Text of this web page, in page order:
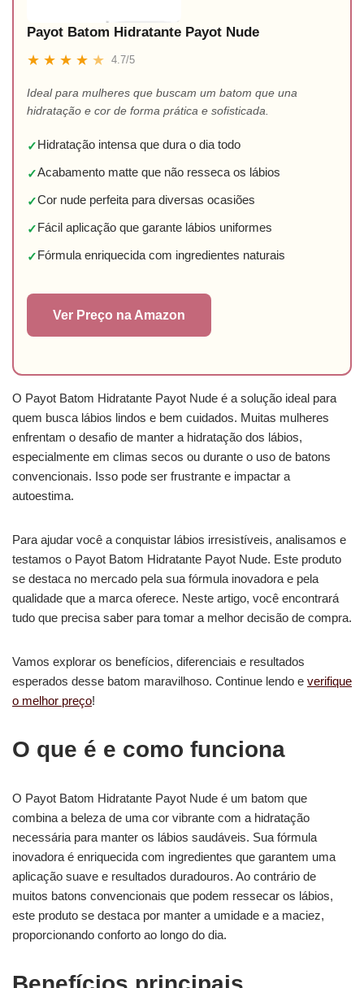
Payot Batom Hidratante Payot Nude
★ ★ ★ ★ ★ 4.7/5
Ideal para mulheres que buscam um batom que una
hidratação e cor de forma prática e sofisticada.
✓Hidratação intensa que dura o dia todo
✓Acabamento matte que não resseca os lábios
✓Cor nude perfeita para diversas ocasiões
✓Fácil aplicação que garante lábios uniformes
✓Fórmula enriquecida com ingredientes naturais
Ver Preço na Amazon
O Payot Batom Hidratante Payot Nude é a solução ideal para
quem busca lábios lindos e bem cuidados. Muitas mulheres
enfrentam o desafio de manter a hidratação dos lábios,
especialmente em climas secos ou durante o uso de batons
convencionais. Isso pode ser frustrante e impactar a
autoestima.
Para ajudar você a conquistar lábios irresistíveis, analisamos e
testamos o Payot Batom Hidratante Payot Nude. Este produto
se destaca no mercado pela sua fórmula inovadora e pela
qualidade que a marca oferece. Neste artigo, você encontrará
tudo que precisa saber para tomar a melhor decisão de compra.
Vamos explorar os benefícios, diferenciais e resultados
esperados desse batom maravilhoso. Continue lendo e verifique
o melhor preço!
O que é e como funciona
O Payot Batom Hidratante Payot Nude é um batom que
combina a beleza de uma cor vibrante com a hidratação
necessária para manter os lábios saudáveis. Sua fórmula
inovadora é enriquecida com ingredientes que garantem uma
aplicação suave e resultados duradouros. Ao contrário de
muitos batons convencionais que podem ressecar os lábios,
este produto se destaca por manter a umidade e a maciez,
proporcionando conforto ao longo do dia.